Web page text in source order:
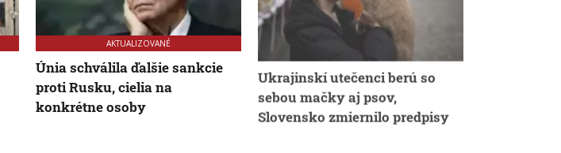
AKTUALIZOVANÉ
Únia schválila ďalšie sankcie
proti Rusku, cielia na
konkrétne osoby
Ukrajinskí utečenci berú so
sebou mačky aj psov,
Slovensko zmiernilo predpisy